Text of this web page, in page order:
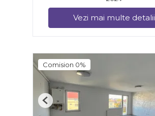
Vezi mai multe detalii
Comision 0%
Previous